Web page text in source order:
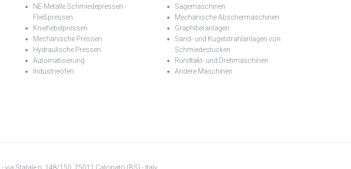
NE-Metalle Schmiedepressen -
Fließpressen
Kniehebelpressen
Mechanische Pressen
Hydraulische Pressen
Automatisierung
Industrieöfen
Sägemaschinen
Mechanische Abschermaschinen
Graphitieranlagen
Sand- und Kugelstrahlanlagen von
Schmiedestücken
Rundtakt- und Drehmaschinen
Andere Maschinen